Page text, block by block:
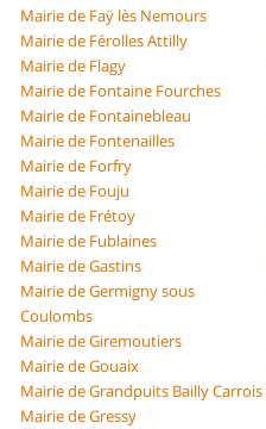
Mairie de Faÿ lès Nemours
Mairie de Férolles Attilly
Mairie de Flagy
Mairie de Fontaine Fourches
Mairie de Fontainebleau
Mairie de Fontenailles
Mairie de Forfry
Mairie de Fouju
Mairie de Frétoy
Mairie de Fublaines
Mairie de Gastins
Mairie de Germigny sous
Coulombs
Mairie de Giremoutiers
Mairie de Gouaix
Mairie de Grandpuits Bailly Carrois
Mairie de Gressy